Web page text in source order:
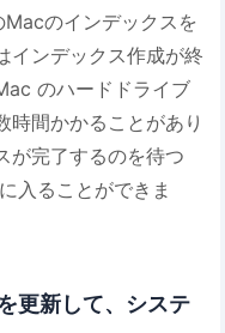
のインデックスを
インデックス作成が終
のハードドライブ
時間かかることがあり
が完了するのを待つ
入ることができま
更新して、システ